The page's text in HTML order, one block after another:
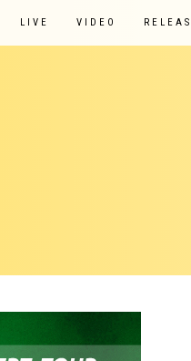
LIVE VIDEO